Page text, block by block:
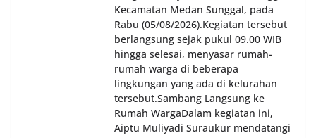
Kecamatan Medan Sunggal, pada
Rabu (05/08/2026).‎‎Kegiatan tersebut
berlangsung sejak pukul 09.00 WIB
hingga selesai, menyasar rumah-
rumah warga di beberapa
lingkungan yang ada di kelurahan
tersebut.‎Sambang Langsung ke
Rumah Warga‎Dalam kegiatan ini,
Aiptu Muliyadi Suraukur mendatangi